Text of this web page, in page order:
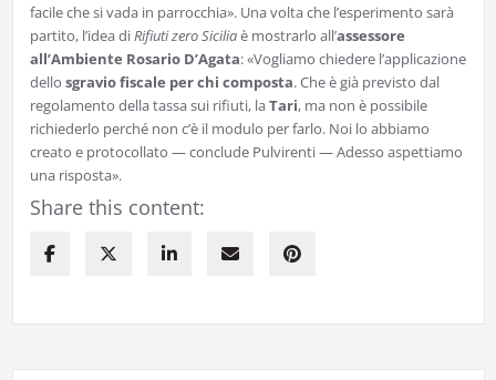
facile che si vada in parrocchia». Una volta che l’esperimento sarà
partito, l’idea diRifiuti zero Siciliaè mostrarlo all’assessore
all’Ambiente Rosario D’Agata: «Vogliamo chiedere l’applicazione
dello sgravio fiscale per chi composta. Che è già previsto dal
regolamento della tassa sui rifiuti, laTari, ma non è possibile
richiederlo perché non c’è il modulo per farlo. Noi lo abbiamo
creato e protocollato — conclude Pulvirenti — Adesso aspettiamo
una risposta».
Share this content: